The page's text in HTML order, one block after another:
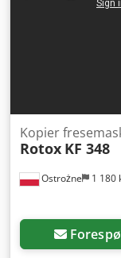
Ostrożne 1 180
Kopier
Rotox KF 348